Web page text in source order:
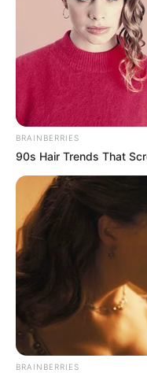
Posted
in
Friss hírek
Itt az
Felesége
by
BRAINBERRIES
90s Hair Trends That
BRAINBERRIES